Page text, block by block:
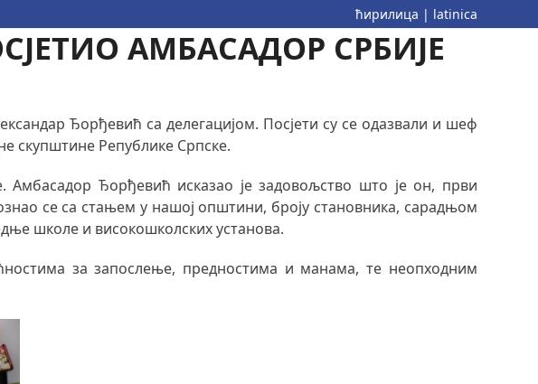
ћирилица | latinica
АМБАСАДОР СРБИЈЕ
Ђорђевић са делегацијом. Посјети су се одазвали и шеф
скупштине Републике Српске.
Амбасадор Ђорђевић исказао је задовољство што је он, први
се са стањем у нашој општини, броју становника, сарадњом
школе и високошколских установа.
за запослење, предностима и манама, те неопходним